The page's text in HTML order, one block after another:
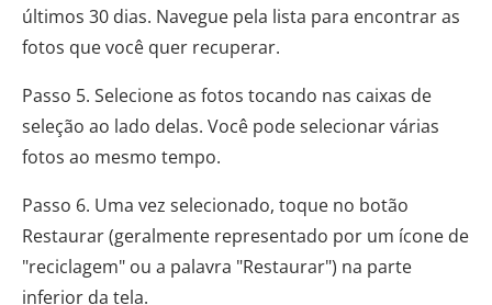
últimos 30 dias. Navegue pela lista para encontrar as
fotos que você quer recuperar.
Passo 5. Selecione as fotos tocando nas caixas de
seleção ao lado delas. Você pode selecionar várias
fotos ao mesmo tempo.
Passo 6. Uma vez selecionado, toque no botão
Restaurar (geralmente representado por um ícone de
"reciclagem" ou a palavra "Restaurar") na parte
inferior da tela.